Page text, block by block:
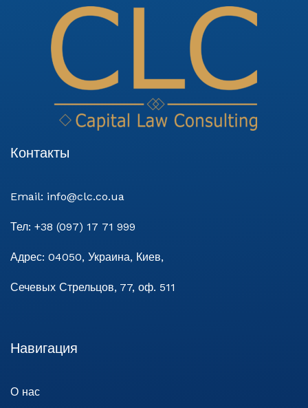
Контакты
Email: info@clc.co.ua
Тел: +38 (097) 17 71 999
Адрес: 04050, Украина, Киев,
Сечевых Стрельцов, 77, оф. 511
Навигация
О нас